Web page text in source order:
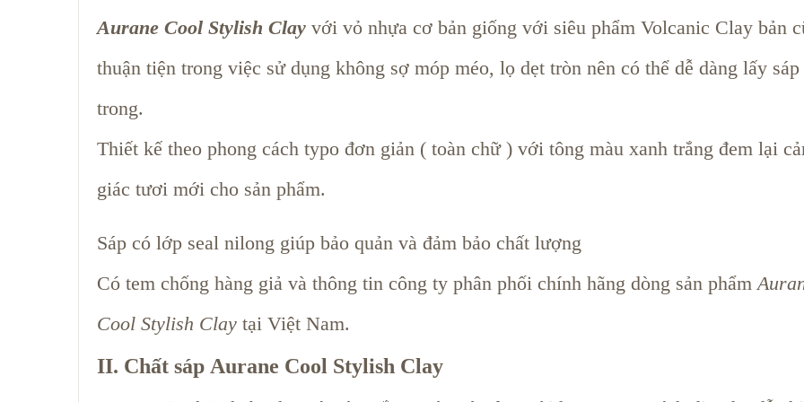
Aurane Cool Stylish Clay với vỏ nhựa cơ bản giống với siêu phẩm Volcanic Clay bản
thuận tiện trong việc sử dụng không sợ móp méo, lọ dẹt tròn nên có thể dễ dàng lấy sáp
trong.
Thiết kế theo phong cách typo đơn giản ( toàn chữ ) với tông màu xanh trắng đem lại
giác tươi mới cho sản phẩm.
Sáp có lớp seal nilong giúp bảo quản và đảm bảo chất lượng
Có tem chống hàng giả và thông tin công ty phân phối chính hãng dòng sản phẩm
Cool Stylish Clay tại Việt Nam.
II. Chất sáp Aurane Cool Stylish Clay